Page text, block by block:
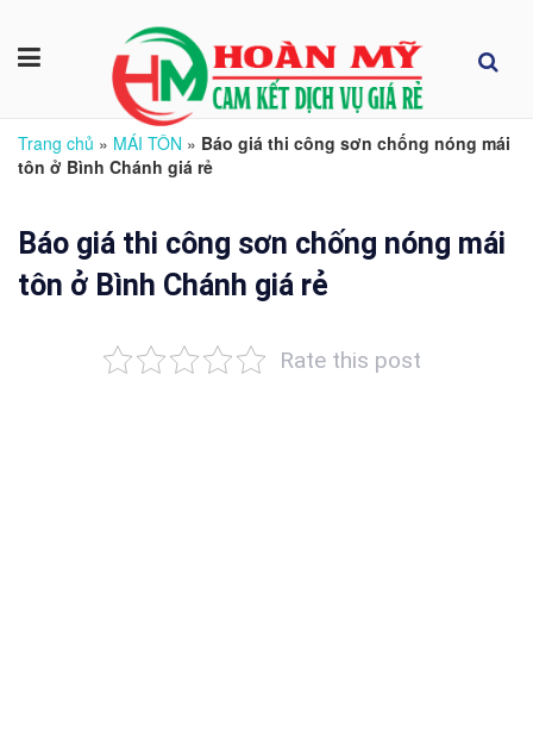
Trang chủ » MÁI TÔN » Báo giá thi công sơn chống nóng mái
tôn ở Bình Chánh giá rẻ
Báo giá thi công sơn chống nóng mái
tôn ở Bình Chánh giá rẻ
Rate this post